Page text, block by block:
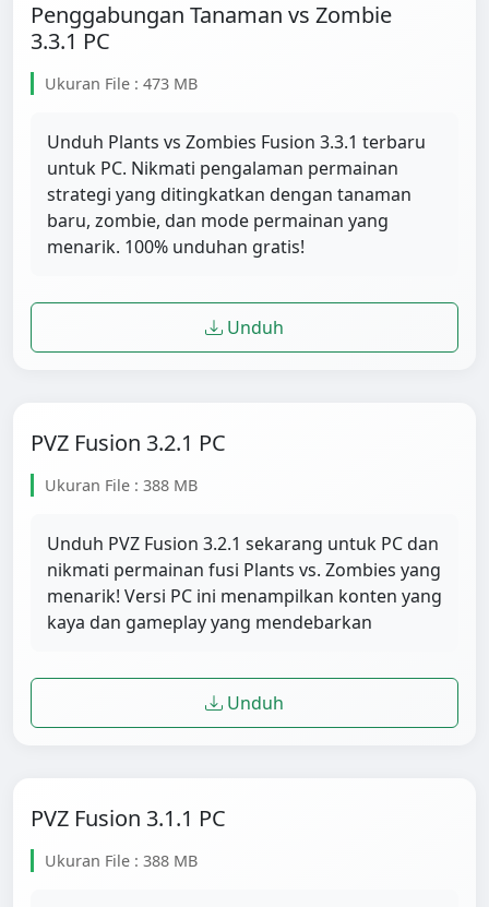
Penggabungan Tanaman vs Zombie
3.3.1 PC
Ukuran File : 473 MB
Unduh Plants vs Zombies Fusion 3.3.1 terbaru
untuk PC. Nikmati pengalaman permainan
strategi yang ditingkatkan dengan tanaman
baru, zombie, dan mode permainan yang
menarik. 100% unduhan gratis!
Unduh
PVZ Fusion 3.2.1 PC
Ukuran File : 388 MB
Unduh PVZ Fusion 3.2.1 sekarang untuk PC dan
nikmati permainan fusi Plants vs. Zombies yang
menarik! Versi PC ini menampilkan konten yang
kaya dan gameplay yang mendebarkan
Unduh
PVZ Fusion 3.1.1 PC
Ukuran File : 388 MB